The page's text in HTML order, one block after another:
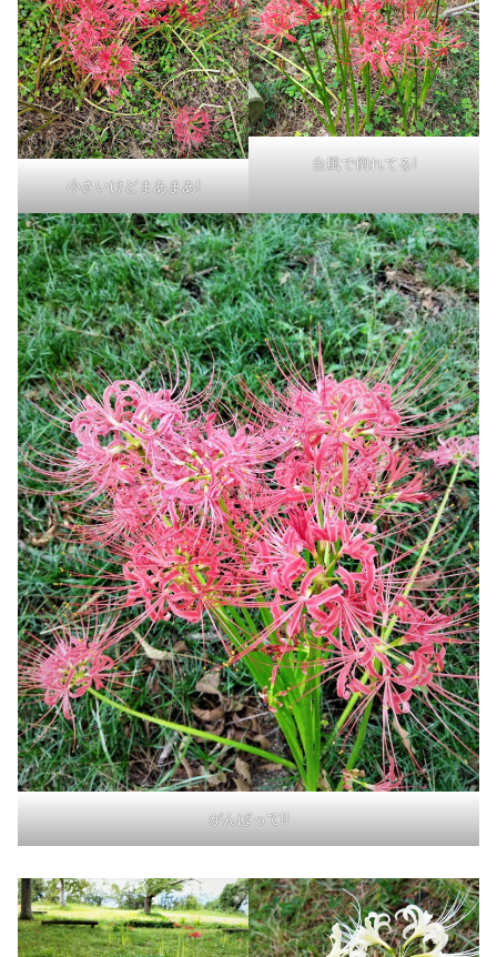
小さいけどまあまあ!
台風で倒れてる!
がんばって!!